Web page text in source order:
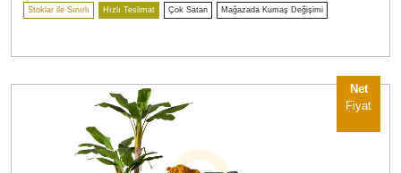
Stoklar ile Sınırlı Hızlı Teslimat Çok Satan Mağazada Kumaş Değişimi
Net
Fiyat